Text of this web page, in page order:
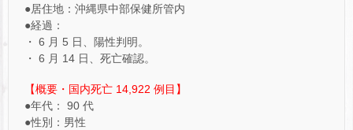
●居住地：沖縄県中部保健所管内
●経過：
・ 6 月 5 日、陽性判明。
・ 6 月 14 日、死亡確認。
【概要・国内死亡 14,922 例目】
●年代： 90 代
●性別：男性